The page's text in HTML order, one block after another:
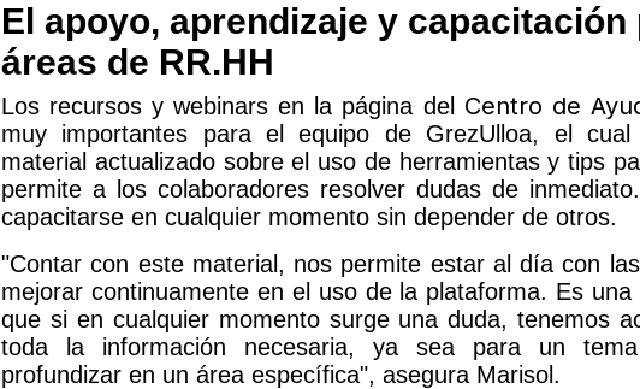
El apoyo, aprendizaje y capacitación
áreas de RR.HH
Los recursos y webinars en la página del Centro de
muy importantes para el equipo de GrezUlloa, el
material actualizado sobre el uso de herramientas y tips
permite a los colaboradores resolver dudas de
capacitarse en cualquier momento sin depender de otros.
"Contar con este material, nos permite estar al día con
mejorar continuamente en el uso de la plataforma. Es una
que si en cualquier momento surge una duda, tenemos
toda la información necesaria, ya sea para un
profundizar en un área específica", asegura Marisol.